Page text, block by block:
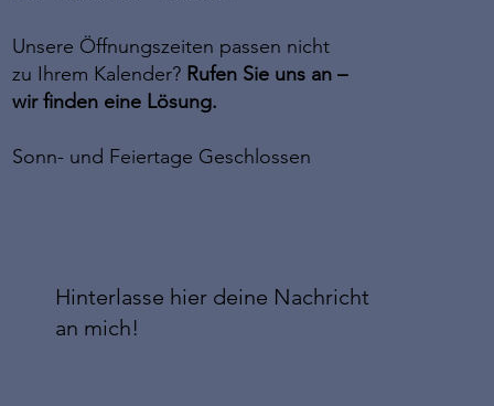
Unsere Öffnungszeiten passen nicht
zu Ihrem Kalender? Rufen Sie uns an –
wir finden eine Lösung.
Sonn- und Feiertage Geschlossen
Hinterlasse hier deine Nachricht
an mich!